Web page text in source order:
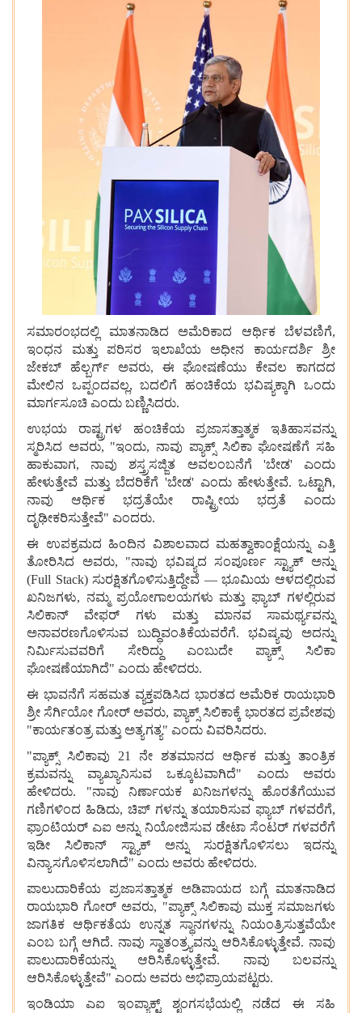
ಸಮಾರಂಭದಲ್ಲಿ ಮಾತನಾಡಿದ ಅಮೆರಿಕಾದ ಆರ್ಥಿಕ ಬೆಳವಣಿಗೆ,
ಇಂಧನ ಮತ್ತು ಪರಿಸರ ಇಲಾಖೆಯ ಅಧೀನ ಕಾರ್ಯದರ್ಶಿ ಶ್ರೀ
ಜೇಕಬ್ ಹೆಲ್ಬರ್ಗ್ ಅವರು, ಈ ಘೋಷಣೆಯು ಕೇವಲ ಕಾಗದದ
ಮೇಲಿನ ಒಪ್ಪಂದವಲ್ಲ, ಬದಲಿಗೆ ಹಂಚಿಕೆಯ ಭವಿಷ್ಯಕ್ಕಾಗಿ ಒಂದು
ಮಾರ್ಗಸೂಚಿ ಎಂದು ಬಣ್ಣಿಸಿದರು.
ಉಭಯ ರಾಷ್ಟ್ರಗಳ ಹಂಚಿಕೆಯ ಪ್ರಜಾಸತ್ತಾತ್ಮಕ ಇತಿಹಾಸವನ್ನು
ಸ್ಮರಿಸಿದ ಅವರು, "ಇಂದು, ನಾವು ಪ್ಯಾಕ್ಸ್ ಸಿಲಿಕಾ ಘೋಷಣೆಗೆ ಸಹಿ
ಹಾಕುವಾಗ, ನಾವು ಶಸ್ತ್ರಸಜ್ಜಿತ ಅವಲಂಬನೆಗೆ 'ಬೇಡ' ಎಂದು
ಹೇಳುತ್ತೇವೆ ಮತ್ತು ಬೆದರಿಕೆಗೆ 'ಬೇಡ' ಎಂದು ಹೇಳುತ್ತೇವೆ. ಒಟ್ಟಾಗಿ,
ನಾವು ಆರ್ಥಿಕ ಭದ್ರತೆಯೇ ರಾಷ್ಟ್ರೀಯ ಭದ್ರತೆ ಎಂದು
ದೃಢೀಕರಿಸುತ್ತೇವೆ" ಎಂದರು.
ಈ ಉಪಕ್ರಮದ ಹಿಂದಿನ ವಿಶಾಲವಾದ ಮಹತ್ವಾಕಾಂಕ್ಷೆಯನ್ನು ಎತ್ತಿ
ತೋರಿಸಿದ ಅವರು, "ನಾವು ಭವಿಷ್ಯದ ಸಂಪೂರ್ಣ ಸ್ಟ್ಯಾಕ್‌ ಅನ್ನು
(Full Stack) ಸುರಕ್ಷಿತಗೊಳಿಸುತ್ತಿದ್ದೇವೆ — ಭೂಮಿಯ ಆಳದಲ್ಲಿರುವ
ಖನಿಜಗಳು, ನಮ್ಮ ಪ್ರಯೋಗಾಲಯಗಳು ಮತ್ತು ಫ್ಯಾಬ್‌ ಗಳಲ್ಲಿರುವ
ಸಿಲಿಕಾನ್ ವೇಫರ್‌ ಗಳು ಮತ್ತು ಮಾನವ ಸಾಮರ್ಥ್ಯವನ್ನು
ಅನಾವರಣಗೊಳಿಸುವ ಬುದ್ಧಿವಂತಿಕೆಯವರೆಗೆ. ಭವಿಷ್ಯವು ಅದನ್ನು
ನಿರ್ಮಿಸುವವರಿಗೆ ಸೇರಿದ್ದು ಎಂಬುದೇ ಪ್ಯಾಕ್ಸ್ ಸಿಲಿಕಾ
ಘೋಷಣೆಯಾಗಿದೆ" ಎಂದು ಹೇಳಿದರು.
ಈ ಭಾವನೆಗೆ ಸಹಮತ ವ್ಯಕ್ತಪಡಿಸಿದ ಭಾರತದ ಅಮೆರಿಕ ರಾಯಭಾರಿ
ಶ್ರೀ ಸೆರ್ಗಿಯೋ ಗೋರ್ ಅವರು, ಪ್ಯಾಕ್ಸ್ ಸಿಲಿಕಾಕ್ಕೆ ಭಾರತದ ಪ್ರವೇಶವು
"ಕಾರ್ಯತಂತ್ರ ಮತ್ತು ಅತ್ಯಗತ್ಯ" ಎಂದು ವಿವರಿಸಿದರು.
"ಪ್ಯಾಕ್ಸ್ ಸಿಲಿಕಾವು 21 ನೇ ಶತಮಾನದ ಆರ್ಥಿಕ ಮತ್ತು ತಾಂತ್ರಿಕ
ಕ್ರಮವನ್ನು ವ್ಯಾಖ್ಯಾನಿಸುವ ಒಕ್ಕೂಟವಾಗಿದೆ" ಎಂದು ಅವರು
ಹೇಳಿದರು. "ನಾವು ನಿರ್ಣಾಯಕ ಖನಿಜಗಳನ್ನು ಹೊರತೆಗೆಯುವ
ಗಣಿಗಳಿಂದ ಹಿಡಿದು, ಚಿಪ್‌ ಗಳನ್ನು ತಯಾರಿಸುವ ಫ್ಯಾಬ್‌ ಗಳವರೆಗೆ,
ಫ್ರಾಂಟಿಯರ್ ಎಐ ಅನ್ನು ನಿಯೋಜಿಸುವ ಡೇಟಾ ಸೆಂಟರ್‌ ಗಳವರೆಗೆ
ಇಡೀ ಸಿಲಿಕಾನ್ ಸ್ಟ್ಯಾಕ್ ಅನ್ನು ಸುರಕ್ಷಿತಗೊಳಿಸಲು ಇದನ್ನು
ವಿನ್ಯಾಸಗೊಳಿಸಲಾಗಿದೆ" ಎಂದು ಅವರು ಹೇಳಿದರು.
ಪಾಲುದಾರಿಕೆಯ ಪ್ರಜಾಸತ್ತಾತ್ಮಕ ಅಡಿಪಾಯದ ಬಗ್ಗೆ ಮಾತನಾಡಿದ
ರಾಯಭಾರಿ ಗೋರ್ ಅವರು, "ಪ್ಯಾಕ್ಸ್ ಸಿಲಿಕಾವು ಮುಕ್ತ ಸಮಾಜಗಳು
ಜಾಗತಿಕ ಆರ್ಥಿಕತೆಯ ಉನ್ನತ ಸ್ಥಾನಗಳನ್ನು ನಿಯಂತ್ರಿಸುತ್ತವೆಯೇ
ಎಂಬ ಬಗ್ಗೆ ಆಗಿದೆ. ನಾವು ಸ್ವಾತಂತ್ರ್ಯವನ್ನು ಆರಿಸಿಕೊಳ್ಳುತ್ತೇವೆ. ನಾವು
ಪಾಲುದಾರಿಕೆಯನ್ನು ಆರಿಸಿಕೊಳ್ಳುತ್ತೇವೆ. ನಾವು ಬಲವನ್ನು
ಆರಿಸಿಕೊಳ್ಳುತ್ತೇವೆ" ಎಂದು ಅವರು ಅಭಿಪ್ರಾಯಪಟ್ಟರು.
ಇಂಡಿಯಾ ಎಐ ಇಂಪ್ಯಾಕ್ಟ್ ಶೃಂಗಸಭೆಯಲ್ಲಿ ನಡೆದ ಈ ಸಹಿ